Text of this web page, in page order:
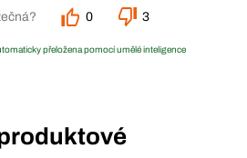
0 3
přeložena pomocí umělé inteligence